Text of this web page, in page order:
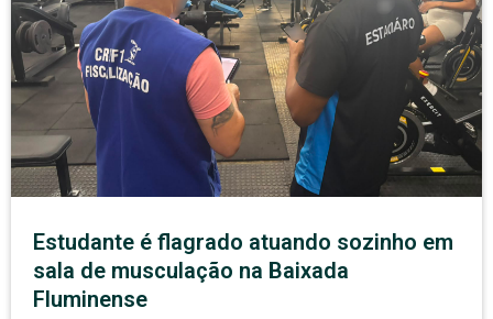
Estudante é flagrado atuando sozinho em
sala de musculação na Baixada
Fluminense